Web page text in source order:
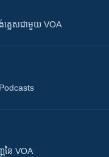
គ្លេស​​ជាមួយ VOA
នៃ VOA